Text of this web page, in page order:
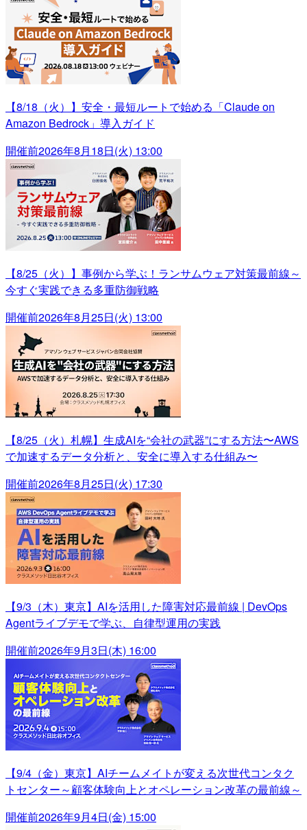
【8/18（火）】安全・最短ルートで始める「Claude on
Amazon Bedrock」導入ガイド
開催前2026年8月18日(火) 13:00
【8/25（火）】事例から学ぶ！ランサムウェア対策最前線～
今すぐ実践できる多重防御戦略
開催前2026年8月25日(火) 13:00
【8/25（火）札幌】生成AIを“会社の武器”にする方法〜AWS
で加速するデータ分析と、安全に導入する仕組み〜
開催前2026年8月25日(火) 17:30
【9/3（木）東京】AIを活用した障害対応最前線 | DevOps
Agentライブデモで学ぶ、自律型運用の実践
開催前2026年9月3日(木) 16:00
【9/4（金）東京】AIチームメイトが変える次世代コンタク
トセンター～顧客体験向上とオペレーション改革の最前線～
開催前2026年9月4日(金) 15:00